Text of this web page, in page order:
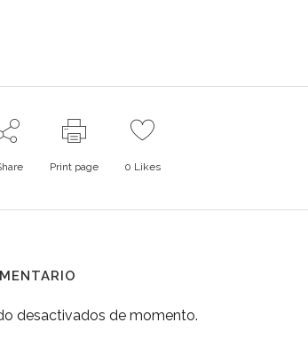
Print page 0 Likes
desactivados de momento.